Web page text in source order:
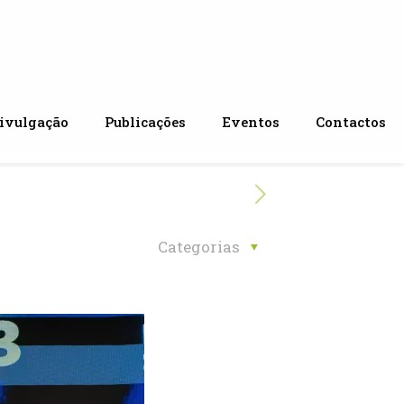
Publicações Eventos Contactos
Categorias